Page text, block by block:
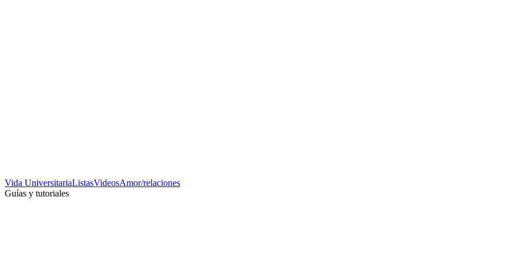
Vida UniversitariaListasVideosAmor/relaciones
Guías y tutoriales